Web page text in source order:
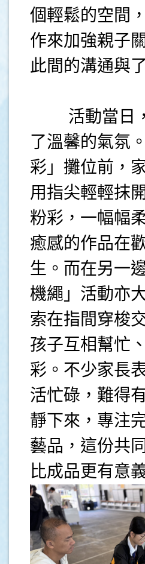
個輕鬆的空間
作來加強親子
此間的溝通與
活動當日，
了溫馨的氣氛
彩」攤位前，
用指尖輕輕抹
粉彩，一幅幅
癒感的作品在
生。而在另一
機繩」活動亦
索在指間穿梭
孩子互相幫忙
彩。不少家長
活忙碌，難得
靜下來，專注
藝品，這份共
比成品更有意